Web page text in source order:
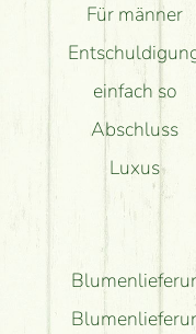
Für männer
einfach so
Abschluss
Luxus